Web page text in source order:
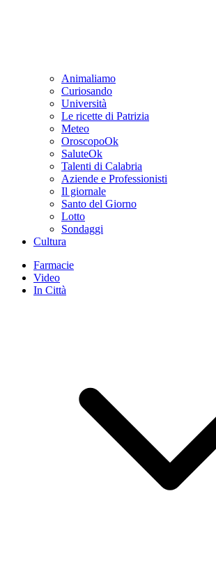
Animaliamo
Curiosando
Università
Le ricette di Patrizia
Meteo
OroscopoOk
SaluteOk
Talenti di Calabria
Aziende e Professionisti
Il giornale
Santo del Giorno
Lotto
Sondaggi
Cultura
Farmacie
Video
In Città